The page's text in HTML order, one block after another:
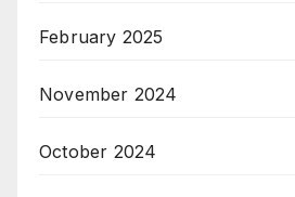
February 2025
November 2024
October 2024